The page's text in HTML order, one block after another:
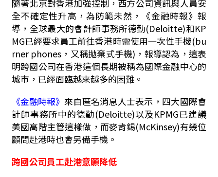
隨著北京對香港加強控制，西方公司資訊與人員安
全不確定性升高，為防範未然，《金融時報》報
導，全球最大的會計師事務所德勤(Deloitte)和KP
MG已經要求員工前往香港時需使用一次性手機(bu
rner phones，又稱拋棄式手機)，報導認為，這表
明跨國公司在香港這個長期被稱為國際金融中心的
城市，已經面臨越來越多的困難。
《金融時報》 來自匿名消息人士表示，四大國際會
計師事務所中的德勤(Deloitte)以及KPMG已建議
美國高階主管這樣做，而麥肯錫(McKinsey)有幾位
顧問赴港時也會另備手機。
跨國公司員工赴港意願降低